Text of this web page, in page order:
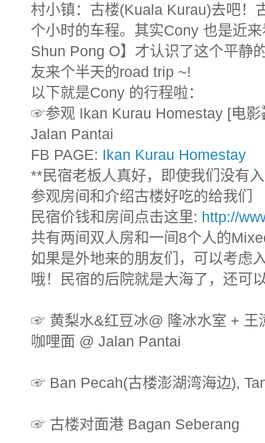
村小镇：古楼(Kuala Kurau)去吧！
个小时的车程。 其实Cony 也是近
Shun Pong O】才认识了这个平静
友来个半天的road trip ~!
以下就是Cony 的行程啦：
☞参观 Ikan Kurau Homestay [电影
Jalan Pantai
FB PAGE: Ikan Kurau Homestay
**民宿老板人真好，即使我们没有
参观房间和介绍古楼好吃的给我们
民宿价钱和房间点击这里: http://
共有两间双人房和一间8个人的
如果是外地来的朋友们，可以考虑
哦！民宿的后院就是大海了，还可
☞ 黄梨水&红豆冰@ 隆冰水室 + 王
咖哩面 @ Jalan Pantai
☞ Ban Pecah(古楼澎湖湾海边),
☞ 古楼对面港 Bagan Seberang